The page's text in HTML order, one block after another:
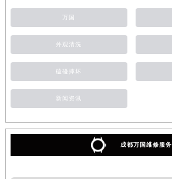
万国
外观清洗
磕碰摔坏
新闻资讯
成都万国维修服务